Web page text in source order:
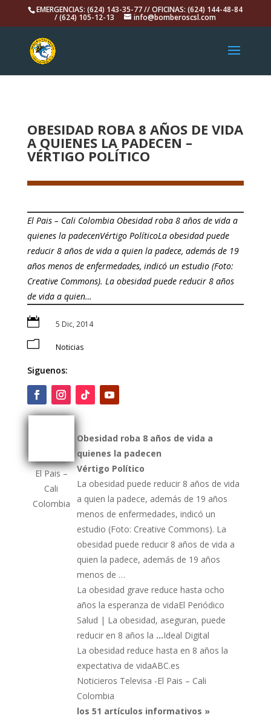
EMERGENCIAS: (624) 143-35-77 // OFICINAS: (624) 144-48-84
/ (624) 105-12-13 info@bomberoscsl.com
OBESIDAD ROBA 8 AÑOS DE VIDA
A QUIENES LA PADECEN –
VÉRTIGO POLÍTICO
El Pais – Cali Colombia Obesidad roba 8 años de vida a
quienes la padecenVértigo PolíticoLa obesidad puede
reducir 8 años de vida a quien la padece, además de 19
años menos de enfermedades, indicó un estudio (Foto:
Creative Commons). La obesidad puede reducir 8 años
de vida a quien…
 5 Dic, 2014
m Noticias
Siguenos:
El Pais –
Cali
Colombia
Obesidad roba 8 años de vida a
quienes la padecen
Vértigo Político
La obesidad puede reducir 8 años de vida
a quien la padece, además de 19 años
menos de enfermedades, indicó un
estudio (Foto: Creative Commons). La
obesidad puede reducir 8 años de vida a
quien la padece, además de 19 años
menos de …
La obesidad grave reduce hasta ocho
años la esperanza de vidaEl Periódico
Salud | La obesidad, aseguran, puede
reducir en 8 años la …Ideal Digital
La obesidad reduce hasta en 8 años la
expectativa de vidaABC.es
Noticieros Televisa -El Pais – Cali
Colombia
los 51 artículos informativos »